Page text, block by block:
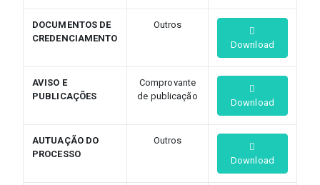
DOCUMENTOS DE
CREDENCIAMENTO
Outros
Download
AVISO E
PUBLICAÇÕES
Comprovante
de publicação
Download
AUTUAÇÃO DO
PROCESSO
Outros
Download